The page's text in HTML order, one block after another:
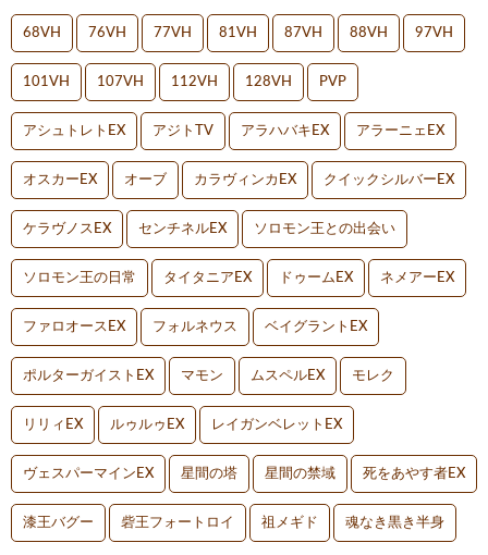
68VH 76VH 77VH 81VH 87VH 88VH 97VH
101VH 107VH 112VH 128VH PVP
アシュトレトEX アジトTV アラハバキEX アラーニェEX
オスカーEX オーブ カラヴィンカEX クイックシルバーEX
ケラヴノスEX センチネルEX ソロモン王との出会い
ソロモン王の日常 タイタニアEX ドゥームEX ネメアーEX
ファロオースEX フォルネウス ベイグラントEX
ポルターガイストEX マモン ムスペルEX モレク
リリィEX ルゥルゥEX レイガンベレットEX
ヴェスパーマインEX 星間の塔 星間の禁域 死をあやす者EX
漆王バグー 砦王フォートロイ 祖メギド 魂なき黒き半身